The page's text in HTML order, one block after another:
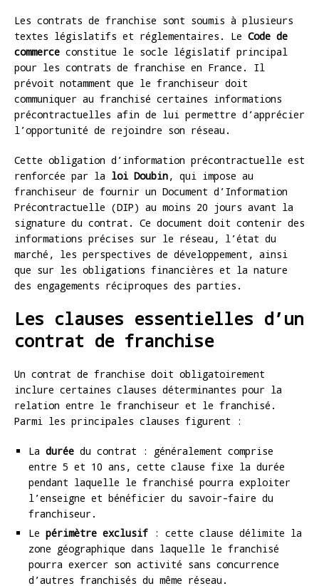
Les contrats de franchise sont soumis à plusieurs
textes législatifs et réglementaires. Le Code de
commerce constitue le socle législatif principal
pour les contrats de franchise en France. Il
prévoit notamment que le franchiseur doit
communiquer au franchisé certaines informations
précontractuelles afin de lui permettre d’apprécier
l’opportunité de rejoindre son réseau.
Cette obligation d’information précontractuelle est
renforcée par la loi Doubin, qui impose au
franchiseur de fournir un Document d’Information
Précontractuelle (DIP) au moins 20 jours avant la
signature du contrat. Ce document doit contenir des
informations précises sur le réseau, l’état du
marché, les perspectives de développement, ainsi
que sur les obligations financières et la nature
des engagements réciproques des parties.
Les clauses essentielles d’un
contrat de franchise
Un contrat de franchise doit obligatoirement
inclure certaines clauses déterminantes pour la
relation entre le franchiseur et le franchisé.
Parmi les principales clauses figurent :
La durée du contrat : généralement comprise
entre 5 et 10 ans, cette clause fixe la durée
pendant laquelle le franchisé pourra exploiter
l’enseigne et bénéficier du savoir-faire du
franchiseur.
Le périmètre exclusif : cette clause délimite la
zone géographique dans laquelle le franchisé
pourra exercer son activité sans concurrence
d’autres franchisés du même réseau.